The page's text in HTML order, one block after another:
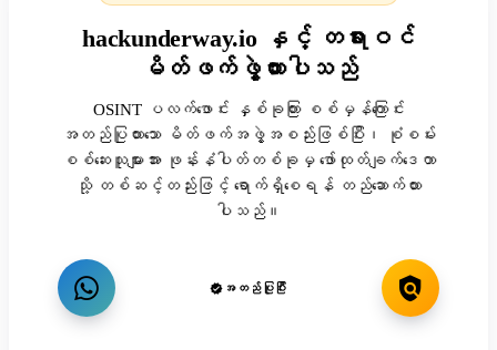
hackunderway.io နှင့် တရားဝင်
မိတ်ဖက်ဖွဲ့ထားပါသည်
OSINT ပလက်ဖောင်း နှစ်ခုကြား စစ်မှန်ကြောင်း
အတည်ပြုထားသော မိတ်ဖက်အဖွဲ့အစည်းဖြစ်ပြီး၊ စုံစမ်း
စစ်ဆေးသူများအား ဖုန်းနံပါတ်တစ်ခုမှ ဖော်ထုတ်ချက်ဒေတာ
သို့ တစ်ဆင့်တည်းဖြင့် ရောက်ရှိစေရန် တည်ဆောက်ထား
ပါသည်။
အတည်ပြုပြီး